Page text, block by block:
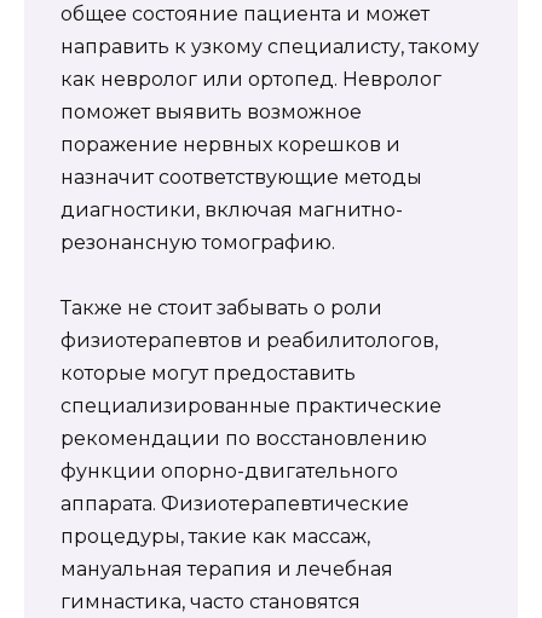
общее состояние пациента и может
направить к узкому специалисту, такому
как невролог или ортопед. Невролог
поможет выявить возможное
поражение нервных корешков и
назначит соответствующие методы
диагностики, включая магнитно-
резонансную томографию.
Также не стоит забывать о роли
физиотерапевтов и реабилитологов,
которые могут предоставить
специализированные практические
рекомендации по восстановлению
функции опорно-двигательного
аппарата. Физиотерапевтические
процедуры, такие как массаж,
мануальная терапия и лечебная
гимнастика, часто становятся